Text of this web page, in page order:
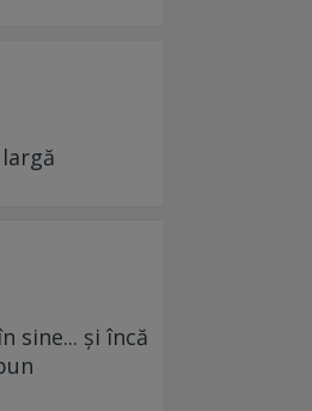
sine... și încă